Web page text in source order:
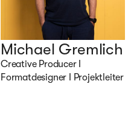
Michael Gremlich
Creative Producer I
Formatdesigner I Projektleiter